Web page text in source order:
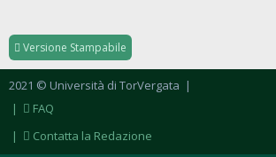
Versione Stampabile
2021 © Università di TorVergata
|
FAQ
|
Contatta la Redazione
|